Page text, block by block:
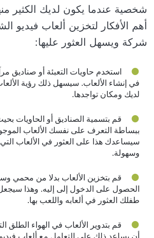
شخصية عندما يكون لديك الكثير
أهم الأفكار لتخزين ألعاب فيديو
شركة ويسهل العثور عليها:
استخدم حاويات التعبئة أو صناديق
في إنشاء الألعاب. سيسهل ذلك رؤية
لديك ومكان تواجدها.
قم بتسمية الصناديق أو الحاويات
ببساطة التعرف على نفسك الألعاب
سيساعدك هذا على العثور في الألعاب
وسهولة.
قم بتخزين الألعاب بدلا من محمي
الحصول على الدخول إلى إليه. وهذا
طفلك العثور في ألعابه واللعب بها.
قم بتدوير الألعاب في الهواء الطلق